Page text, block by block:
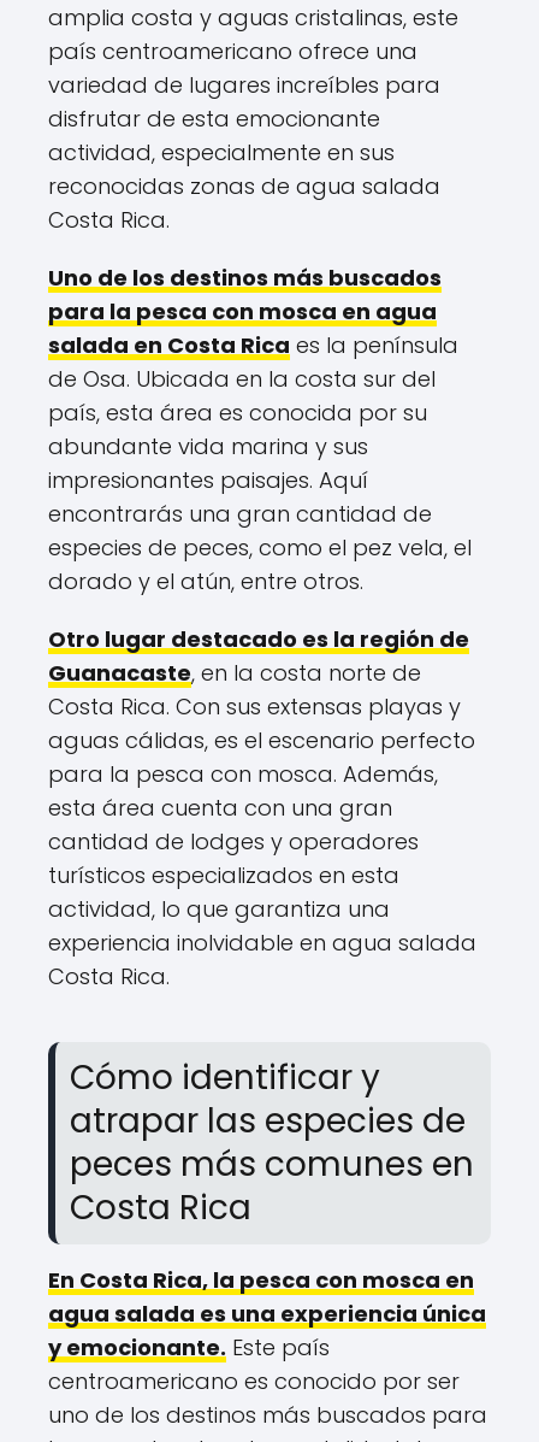
amplia costa y aguas cristalinas, este
país centroamericano ofrece una
variedad de lugares increíbles para
disfrutar de esta emocionante
actividad, especialmente en sus
reconocidas zonas de agua salada
Costa Rica.
Uno de los destinos más buscados
para la pesca con mosca en agua
salada en Costa Rica es la península
de Osa. Ubicada en la costa sur del
país, esta área es conocida por su
abundante vida marina y sus
impresionantes paisajes. Aquí
encontrarás una gran cantidad de
especies de peces, como el pez vela, el
dorado y el atún, entre otros.
Otro lugar destacado es la región de
Guanacaste, en la costa norte de
Costa Rica. Con sus extensas playas y
aguas cálidas, es el escenario perfecto
para la pesca con mosca. Además,
esta área cuenta con una gran
cantidad de lodges y operadores
turísticos especializados en esta
actividad, lo que garantiza una
experiencia inolvidable en agua salada
Costa Rica.
Cómo identificar y
atrapar las especies de
peces más comunes en
Costa Rica
En Costa Rica, la pesca con mosca en
agua salada es una experiencia única
y emocionante. Este país
centroamericano es conocido por ser
uno de los destinos más buscados para